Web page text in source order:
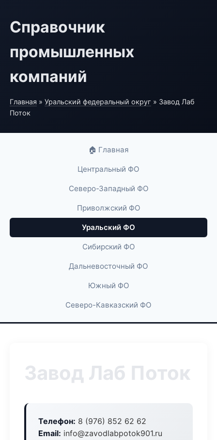
Справочник
промышленных
компаний
Главная » Уральский федеральный округ » Завод Лаб
Поток
🏠 Главная
Центральный ФО
Северо-Западный ФО
Приволжский ФО
Уральский ФО
Сибирский ФО
Дальневосточный ФО
Южный ФО
Северо-Кавказский ФО
Завод Лаб Поток
Телефон: 8 (976) 852 62 62
Email: info@zavodlabpotok901.ru